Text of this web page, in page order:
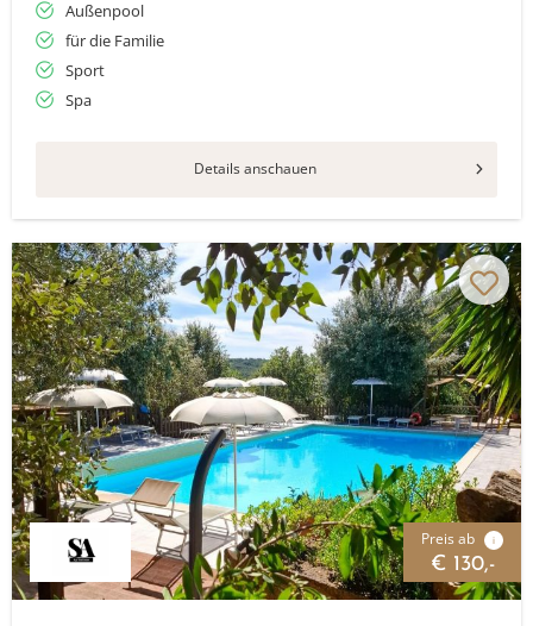
Außenpool
für die Familie
Sport
Spa
Details anschauen
Preis ab i
€ 130,-